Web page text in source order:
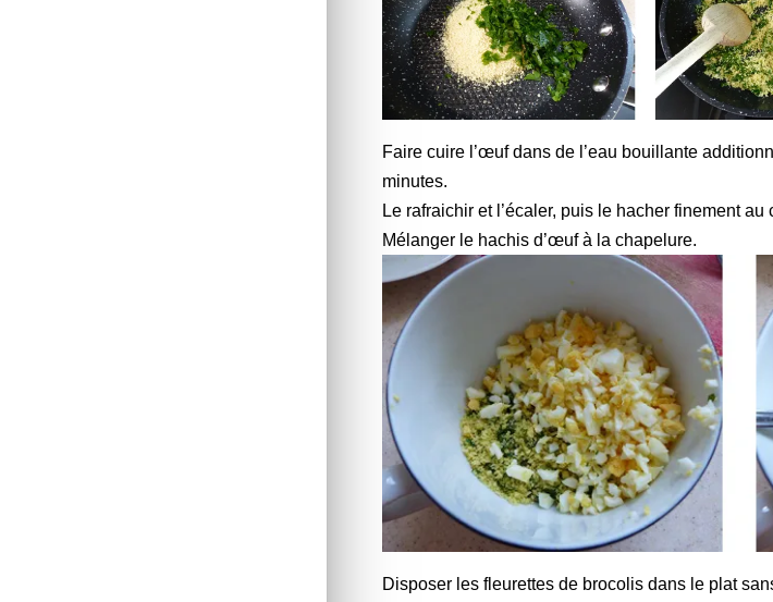
Faire cuire l’œuf dans de l’eau bouillante
minutes.
Le rafraichir et l’écaler, puis le hacher finement au
Mélanger le hachis d’œuf à la chapelure.
Disposer les fleurettes de brocolis dans le plat